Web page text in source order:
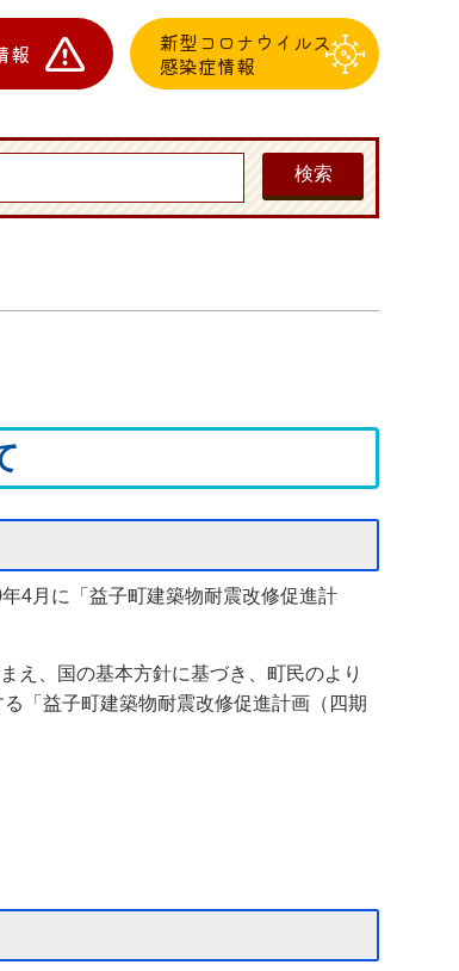
報
新型コロナウイルス
感染症情報
4月に「益子町建築物耐震改修促進計
え、国の基本方針に基づき、町民のより
「益子町建築物耐震改修促進計画（四期